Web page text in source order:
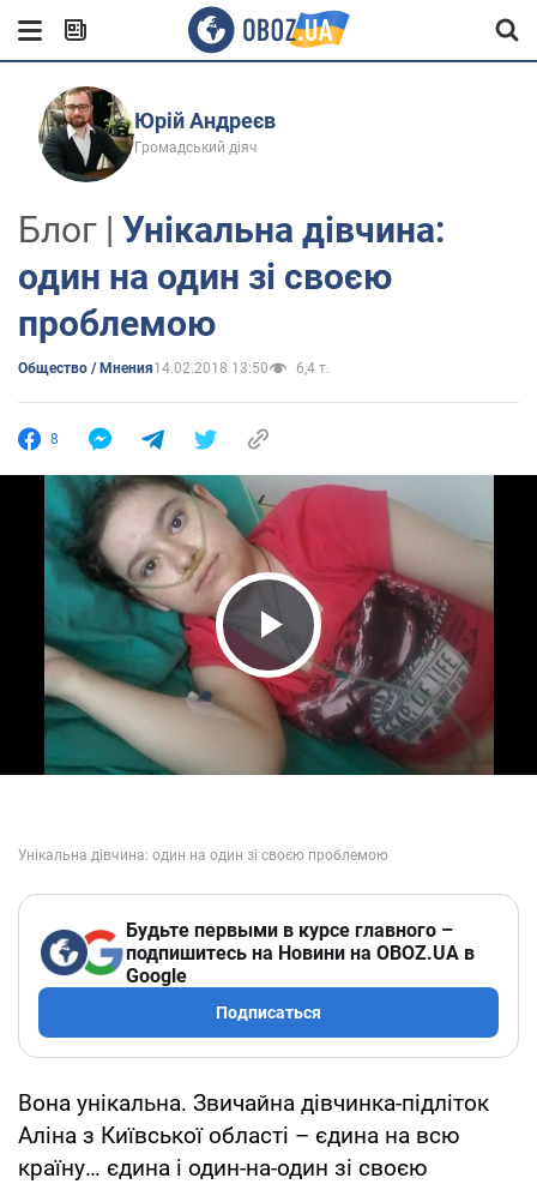
Юрій Андреєв
Громадський діяч
Блог | Унікальна дівчина:
один на один зі своєю
проблемою
Общество / Мнения14.02.2018 13:50 6,4 т.
8
Play Video
Будьте первыми в курсе главного –
подпишитесь на Новини на OBOZ.UA в
Google
Подписаться
Вона унікальна. Звичайна дівчинка-підліток
Аліна з Київської області – єдина на всю
країну… єдина і один-на-один зі своєю